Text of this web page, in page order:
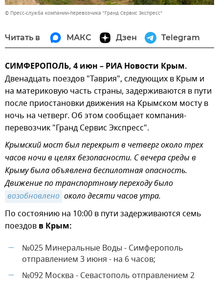
© Пресс-служба компании-перевозчика "Гранд Сервис Экспресс"
Читать в МАКС Дзен Telegram
СИМФЕРОПОЛЬ, 4 июн – РИА Новости Крым.
Двенадцать поездов "Таврия", следующих в Крым и
на материковую часть страны, задерживаются в пути
после приостановки движения на Крымском мосту в
ночь на четверг. Об этом сообщает компания-
перевозчик "Гранд Сервис Экспресс".
Крымский мост был перекрыт в четверг около трех
часов ночи в целях безопасности. С вечера среды в
Крыму была объявлена беспилотная опасность.
Движение по транспортному переходу было
возобновлено около десяти часов утра.
По состоянию на 10:00 в пути задерживаются семь
поездов в Крым:
—
№025 Минеральные Воды - Симферополь
отправлением 3 июня - на 6 часов;
—
№092 Москва - Севастополь отправлением 2